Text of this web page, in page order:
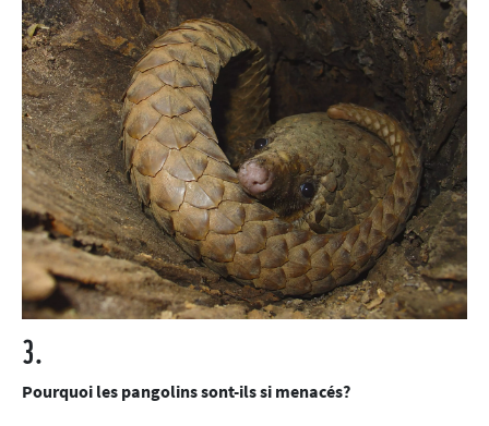
3.
Pourquoi les pangolins sont-ils si menacés?